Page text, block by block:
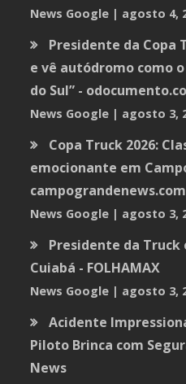
News Google agosto 4,
Presidente da
e vê autódromo como
do Sul” -
News Google agosto 3,
Copa Truck 2026:
emocionante em
News Google agosto 3,
Presidente da
Cuiabá - FOLHAMAX
News Google agosto 3,
Acidente
Piloto Brinca com
News